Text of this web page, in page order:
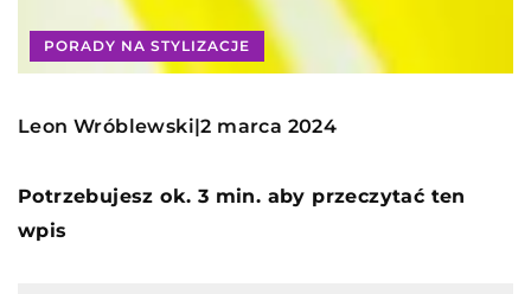
PORADY NA STYLIZACJE
Leon Wróblewski|2 marca 2024
Potrzebujesz ok. 3 min. aby przeczytać ten
wpis